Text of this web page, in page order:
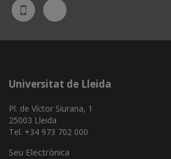
UdL
App
Bluesky
Universitat de Lleida
Pl. de Víctor Siurana, 1
25003 Lleida
Tel. +34 973 702 000
Seu Electrònica